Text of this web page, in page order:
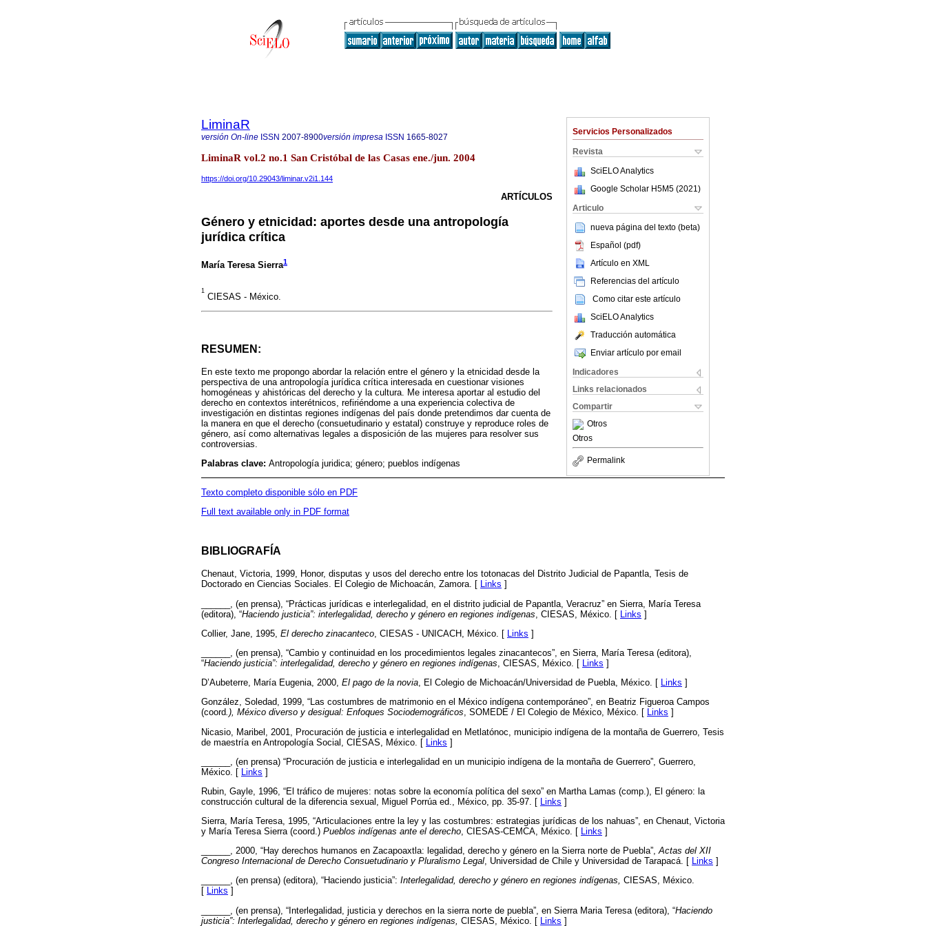
Servicios Personalizados
Revista
SciELO Analytics
Google Scholar H5M5 (2021 )
Articulo
nueva página del texto (beta)
Español (pdf)
Artículo en XML
Referencias del artículo
Como citar este artículo
SciELO Analytics
Traducción automática
Enviar artículo por email
Indicadores
Links relacionados
Compartir
Otros
Otros
Permalink
LiminaR
versión On-line ISSN 2007-8900versión impresa ISSN 1665-8027
LiminaR vol.2 no.1 San Cristóbal de las Casas ene./jun. 2004
https://doi.org/10.29043/liminar.v2i1.144
ARTÍCULOS
Género y etnicidad: aportes desde una antropología
jurídica crítica
María Teresa Sierra1
1
CIESAS - México.
RESUMEN:
En este texto me propongo abordar la relación entre el género y la etnicidad desde la
perspectiva de una antropología jurídica crítica interesada en cuestionar visiones
homogéneas y ahistóricas del derecho y la cultura. Me interesa aportar al estudio del
derecho en contextos interétnicos, refiriéndome a una experiencia colectiva de
investigación en distintas regiones indígenas del país donde pretendimos dar cuenta de
la manera en que el derecho (consuetudinario y estatal) construye y reproduce roles de
género, así como alternativas legales a disposición de las mujeres para resolver sus
controversias.
Palabras clave: Antropología juridica; género; pueblos indígenas
Texto completo disponible sólo en PDF
Full text available only in PDF format
BIBLIOGRAFÍA
Chenaut, Victoria, 1999, Honor, disputas y usos del derecho entre los totonacas del Distrito Judicial de Papantla, Tesis de
Doctorado en Ciencias Sociales. El Colegio de Michoacán, Zamora. [ Links ]
______, (en prensa), “Prácticas jurídicas e interlegalidad, en el distrito judicial de Papantla, Veracruz” en Sierra, María Teresa
(editora), “Haciendo justicia”: interlegalidad, derecho y género en regiones indígenas , CIESAS, México. [ Links ]
Collier, Jane, 1995, El derecho zinacanteco , CIESAS - UNICACH, México. [ Links ]
______, (en prensa), “Cambio y continuidad en los procedimientos legales zinacantecos”, en Sierra, María Teresa (editora),
“Haciendo justicia”: interlegalidad, derecho y género en regiones indígenas , CIESAS, México. [ Links ]
D’Aubeterre, María Eugenia, 2000, El pago de la novia, El Colegio de Michoacán/Universidad de Puebla, México. [ Links ]
González, Soledad, 1999, “Las costumbres de matrimonio en el México indígena contemporáneo”, en Beatriz Figueroa Campos
(coord.), México diverso y desigual: Enfoques Sociodemográficos, SOMEDE / El Colegio de México, México. [ Links ]
Nicasio, Maribel, 2001, Procuración de justicia e interlegalidad en Metlatónoc, municipio indígena de la montaña de Guerrero, Tesis
de maestría en Antropología Social, CIESAS, México. [ Links ]
______, (en prensa) “Procuración de justicia e interlegalidad en un municipio indígena de la montaña de Guerrero”, Guerrero,
México. [ Links ]
Rubin, Gayle, 1996, “El tráfico de mujeres: notas sobre la economía política del sexo” en Martha Lamas (comp.), El género: la
construcción cultural de la diferencia sexual, Miguel Porrúa ed., México, pp. 35-97. [
Links ]
Sierra, María Teresa, 1995, “Articulaciones entre la ley y las costumbres: estrategias jurídicas de los nahuas”, en Chenaut, Victoria
y María Teresa Sierra (coord.) Pueblos indígenas ante el derecho, CIESAS-CEMCA, México. [ Links ]
______, 2000, “Hay derechos humanos en Zacapoaxtla: legalidad, derecho y género en la Sierra norte de Puebla”,Actas del XII
Congreso Internacional de Derecho Consuetudinario y Pluralismo Legal, Universidad de Chile y Universidad de Tarapacá. [ Links ]
______, (en prensa) (editora), “Haciendo justicia”: Interlegalidad, derecho y género en regiones indígenas, CIESAS, México.
[ Links ]
______, (en prensa), “Interlegalidad, justicia y derechos en la sierra norte de puebla”, en Sierra Maria Teresa (editora), “Haciendo
justicia”: Interlegalidad, derecho y género en regiones indígenas, CIESAS, México. [ Links ]